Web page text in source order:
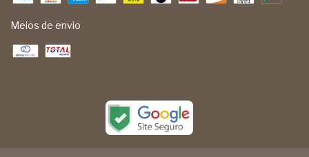
Meios de envio